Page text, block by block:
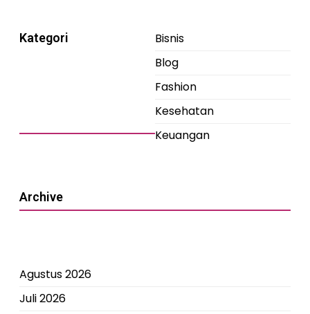
Kategori
Bisnis
Blog
Fashion
Kesehatan
Keuangan
Archive
Agustus 2026
Juli 2026